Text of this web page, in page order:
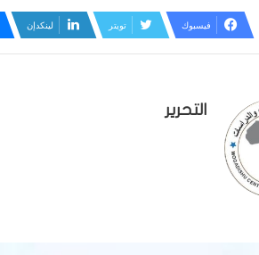
فيسبوك تويتر لينكدإن
التحرير